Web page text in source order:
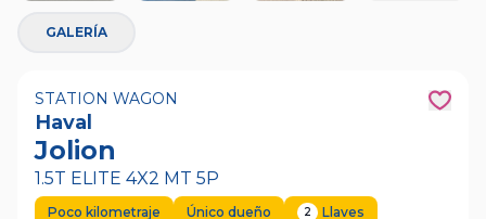
GALERÍA
STATION WAGON
Haval
Jolion
1.5T ELITE 4X2 MT 5P
Poco kilometraje Único dueño 2
Llaves